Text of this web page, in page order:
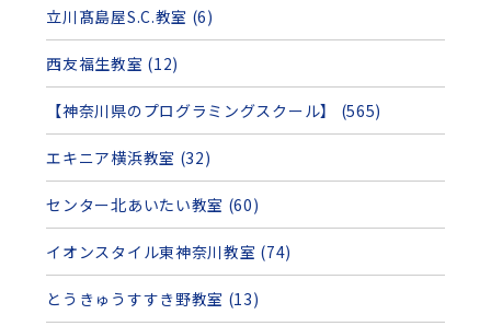
立川髙島屋S.C.教室 (6)
西友福生教室 (12)
【神奈川県のプログラミングスクール】 (565)
エキニア横浜教室 (32)
センター北あいたい教室 (60)
イオンスタイル東神奈川教室 (74)
とうきゅうすすき野教室 (13)